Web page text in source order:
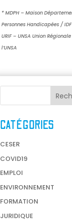
* MDPH – Maison
Personnes Handicapées /
URIF – UNSA Union
l’UNSA
CATÉGORIES
CESER
COVID19
EMPLOI
ENVIRONNEMENT
FORMATION
JURIDIQUE